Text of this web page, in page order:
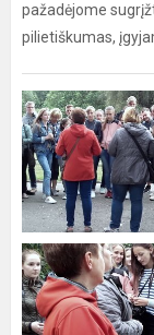
pažadėjome
pilietiškumas,